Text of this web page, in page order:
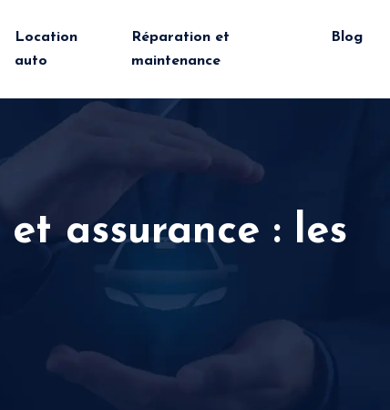
Location
auto
Réparation et
maintenance
Blog
assurance : les